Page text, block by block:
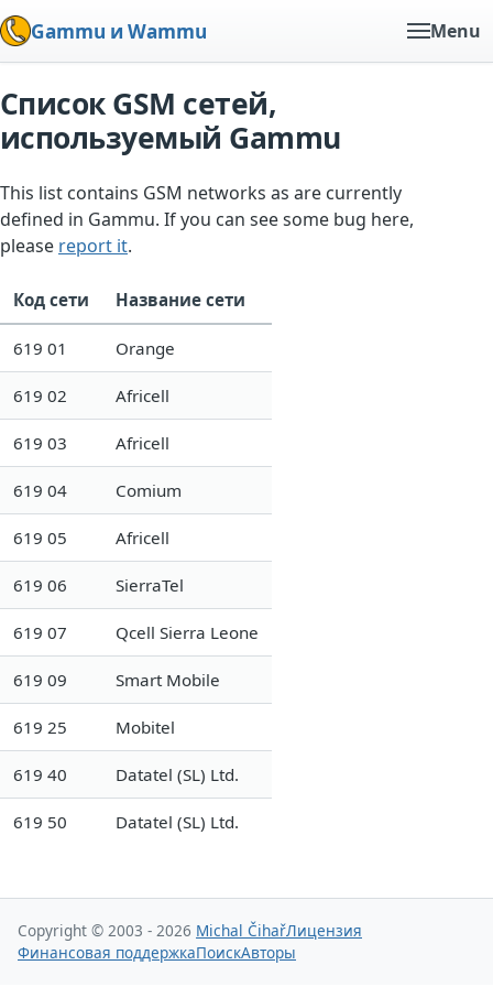
Gammu и Wammu Menu
Список GSM сетей,
используемый Gammu
This list contains GSM networks as are currently
defined in Gammu. If you can see some bug here,
please report it.
Код сети Название сети
619 01 Orange
619 02 Africell
619 03 Africell
619 04 Comium
619 05 Africell
619 06 SierraTel
619 07 Qcell Sierra Leone
619 09 Smart Mobile
619 25 Mobitel
619 40 Datatel (SL) Ltd.
619 50 Datatel (SL) Ltd.
Copyright © 2003 - 2026 Michal ČihařЛицензия
Финансовая поддержкаПоискАвторы